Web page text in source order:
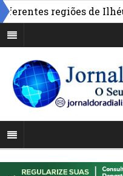
regiões de Ilhéus »